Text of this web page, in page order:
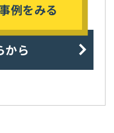
例をみる
から